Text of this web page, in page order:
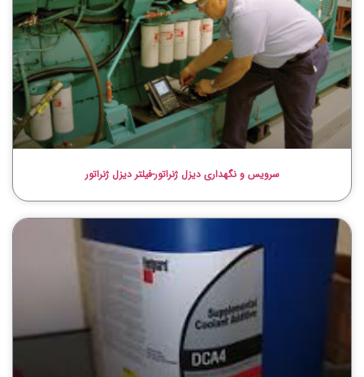
سرویس و نگهداری دیزل ژنراتور-فیلتر دیزل ژنراتور